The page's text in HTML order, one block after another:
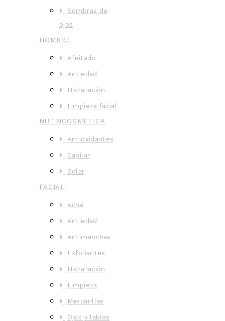
Sombras de
ojos
HOMBRE
Afeitado
Antiedad
Hidratación
Limpieza facial
NUTRICOSMÉTICA
Antioxidantes
Capilar
Solar
FACIAL
Acné
Antiedad
Antimanchas
Exfoliantes
Hidratación
Limpieza
Mascarillas
Ojos y labios